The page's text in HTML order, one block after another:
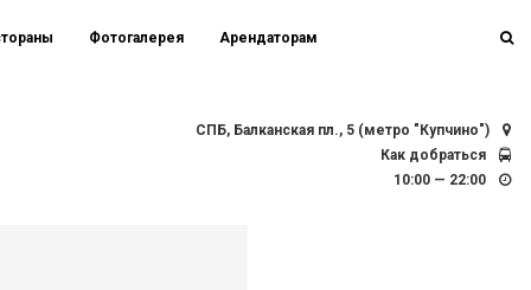
Фотогалерея Арендаторам
СПБ, Балканская пл., 5 (метро "Купчино")
Как добраться
10:00 — 22:00